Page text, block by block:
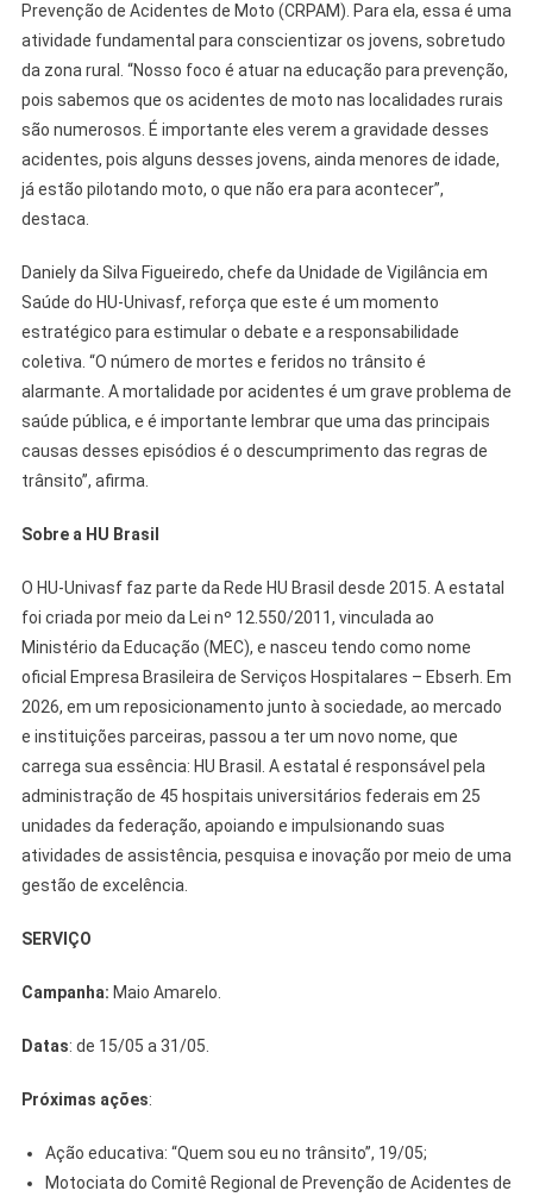
Prevenção de Acidentes de Moto (CRPAM). Para ela, essa é uma
atividade fundamental para conscientizar os jovens, sobretudo
da zona rural. “Nosso foco é atuar na educação para prevenção,
pois sabemos que os acidentes de moto nas localidades rurais
são numerosos. É importante eles verem a gravidade desses
acidentes, pois alguns desses jovens, ainda menores de idade,
já estão pilotando moto, o que não era para acontecer”,
destaca.
Daniely da Silva Figueiredo, chefe da Unidade de Vigilância em
Saúde do HU-Univasf, reforça que este é um momento
estratégico para estimular o debate e a responsabilidade
coletiva. “O número de mortes e feridos no trânsito é
alarmante. A mortalidade por acidentes é um grave problema de
saúde pública, e é importante lembrar que uma das principais
causas desses episódios é o descumprimento das regras de
trânsito”, afirma.
Sobre a HU Brasil
O HU-Univasf faz parte da Rede HU Brasil desde 2015. A estatal
foi criada por meio da Lei nº 12.550/2011, vinculada ao
Ministério da Educação (MEC), e nasceu tendo como nome
oficial Empresa Brasileira de Serviços Hospitalares – Ebserh. Em
2026, em um reposicionamento junto à sociedade, ao mercado
e instituições parceiras, passou a ter um novo nome, que
carrega sua essência: HU Brasil. A estatal é responsável pela
administração de 45 hospitais universitários federais em 25
unidades da federação, apoiando e impulsionando suas
atividades de assistência, pesquisa e inovação por meio de uma
gestão de excelência.
SERVIÇO
Campanha: Maio Amarelo.
Datas: de 15/05 a 31/05.
Próximas ações:
Ação educativa: “Quem sou eu no trânsito”, 19/05;
Motociata do Comitê Regional de Prevenção de Acidentes de